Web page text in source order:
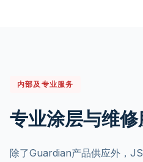
内部及专业服务
专业涂层与维修
除了Guardian产品供应外，